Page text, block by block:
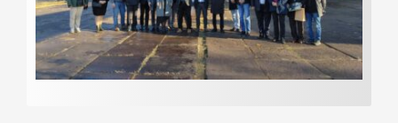
Kontakt